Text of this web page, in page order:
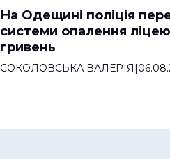
На Одещині поліція
системи опалення
гривень
СОКОЛОВСЬКА ВАЛЕРІЯ|